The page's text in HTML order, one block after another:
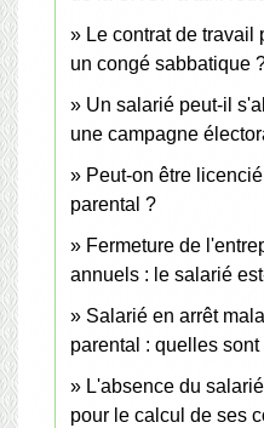
Le contrat de travail
un congé sabbatique
Un salarié peut-il
une campagne
Peut-on être
parental ?
Fermeture de
annuels : le salarié
Salarié en arrêt
parental : quelles
L'absence du
pour le calcul de ses